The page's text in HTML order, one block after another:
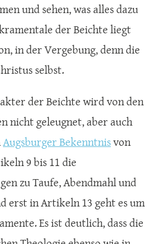
und sehen, was alles dazu
der Beichte liegt
in der Vergebung, denn die
selbst.
der Beichte wird von den
nicht geleugnet, aber auch
Augsburger Bekenntnisvon
9 bis 11 die
zu Taufe, Abendmahl und
erst in Artikeln 13 geht es um
Es ist deutlich, dass die